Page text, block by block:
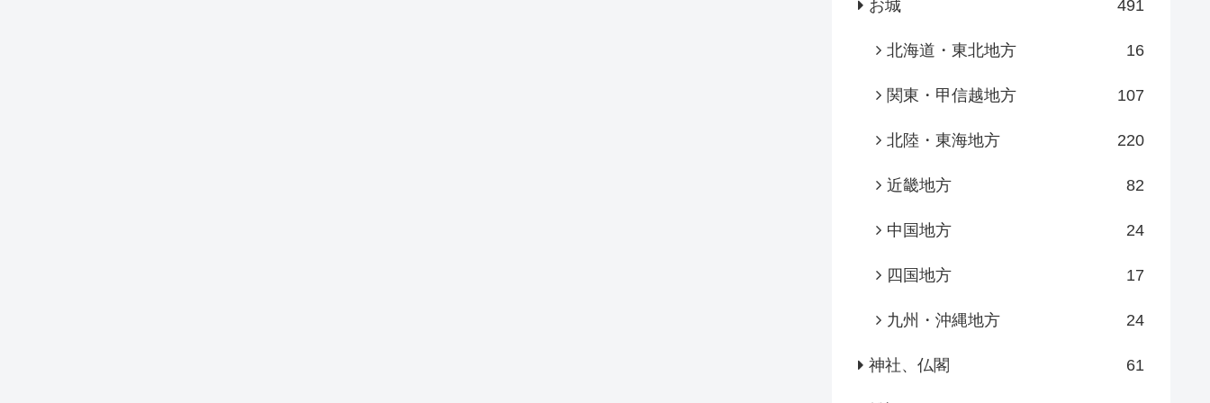
お城 491
北海道・東北地方 16
関東・甲信越地方 107
北陸・東海地方 220
近畿地方 82
中国地方 24
四国地方 17
九州・沖縄地方 24
神社、仏閣 61